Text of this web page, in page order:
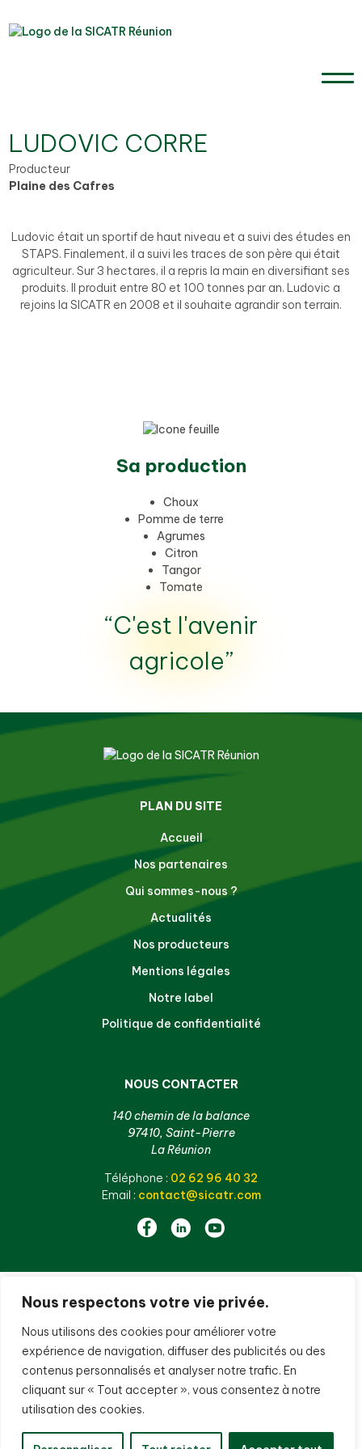
Nous respectons votre vie privée.
Nous utilisons des cookies pour améliorer votre
expérience de navigation, diffuser des publicités ou des
contenus personnalisés et analyser notre trafic. En
cliquant sur « Tout accepter », vous consentez à notre
utilisation des cookies.
LUDOVIC CORRE
Producteur
Plaine des Cafres
Ludovic était un sportif de haut niveau et a suivi des études en
STAPS. Finalement, il a suivi les traces de son père qui était
agriculteur. Sur 3 hectares, il a repris la main en diversifiant ses
produits. Il produit entre 80 et 100 tonnes par an. Ludovic a
rejoins la SICATR en 2008 et il souhaite agrandir son terrain.
Sa production
Choux
Pomme de terre
Agrumes
Citron
Tangor
Tomate
“C'est l'avenir
agricole”
PLAN DU SITE
Accueil
Nos partenaires
Qui sommes-nous ?
Actualités
Nos producteurs
Mentions légales
Notre label
Politique de confidentialité
NOUS CONTACTER
140 chemin de la balance
97410, Saint-Pierre
La Réunion
Téléphone : 02 62 96 40 32
Email : contact@sicatr.com